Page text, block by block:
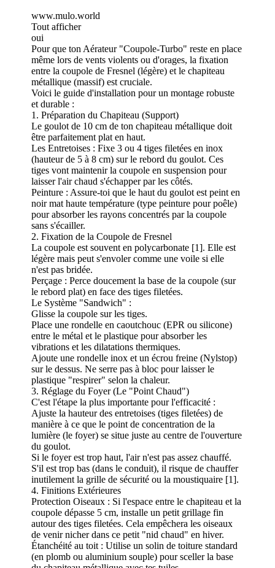
www.mulo.world
Tout afficher
oui
Pour que ton Aérateur "Coupole-Turbo" reste en place
même lors de vents violents ou d'orages, la fixation
entre la coupole de Fresnel (légère) et le chapiteau
métallique (massif) est cruciale.
Voici le guide d'installation pour un montage robuste
et durable :
1. Préparation du Chapiteau (Support)
Le goulot de 10 cm de ton chapiteau métallique doit
être parfaitement plat en haut.
Les Entretoises : Fixe 3 ou 4 tiges filetées en inox
(hauteur de 5 à 8 cm) sur le rebord du goulot. Ces
tiges vont maintenir la coupole en suspension pour
laisser l'air chaud s'échapper par les côtés.
Peinture : Assure-toi que le haut du goulot est peint en
noir mat haute température (type peinture pour poêle)
pour absorber les rayons concentrés par la coupole
sans s'écailler.
2. Fixation de la Coupole de Fresnel
La coupole est souvent en polycarbonate [1]. Elle est
légère mais peut s'envoler comme une voile si elle
n'est pas bridée.
Perçage : Perce doucement la base de la coupole (sur
le rebord plat) en face des tiges filetées.
Le Système "Sandwich" :
Glisse la coupole sur les tiges.
Place une rondelle en caoutchouc (EPR ou silicone)
entre le métal et le plastique pour absorber les
vibrations et les dilatations thermiques.
Ajoute une rondelle inox et un écrou freine (Nylstop)
sur le dessus. Ne serre pas à bloc pour laisser le
plastique "respirer" selon la chaleur.
3. Réglage du Foyer (Le "Point Chaud")
C'est l'étape la plus importante pour l'efficacité :
Ajuste la hauteur des entretoises (tiges filetées) de
manière à ce que le point de concentration de la
lumière (le foyer) se situe juste au centre de l'ouverture
du goulot.
Si le foyer est trop haut, l'air n'est pas assez chauffé.
S'il est trop bas (dans le conduit), il risque de chauffer
inutilement la grille de sécurité ou la moustiquaire [1].
4. Finitions Extérieures
Protection Oiseaux : Si l'espace entre le chapiteau et la
coupole dépasse 5 cm, installe un petit grillage fin
autour des tiges filetées. Cela empêchera les oiseaux
de venir nicher dans ce petit "nid chaud" en hiver.
Étanchéité au toit : Utilise un solin de toiture standard
(en plomb ou aluminium souple) pour sceller la base